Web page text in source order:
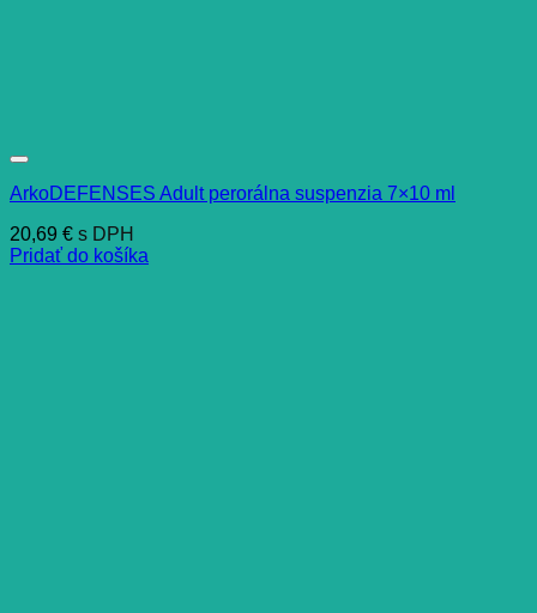
ArkoDEFENSES Adult perorálna suspenzia 7×10 ml
20,69 € s DPH
Pridať do košíka